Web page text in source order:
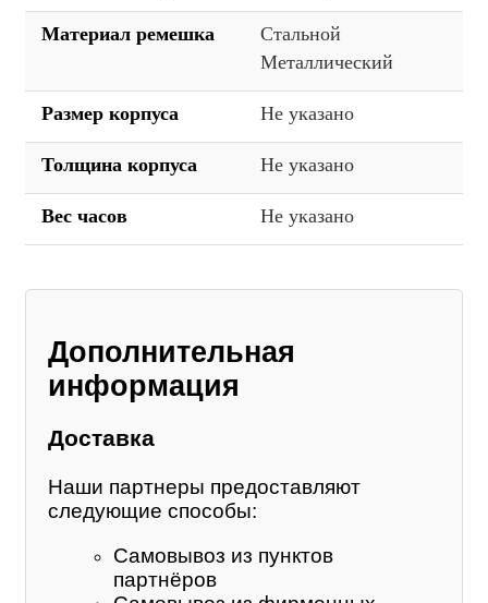
Материал ремешка
Стальной
Металлический
Размер корпуса Не указано
Толщина корпуса Не указано
Вес часов Не указано
Дополнительная
информация
Доставка
Наши партнеры предоставляют
следующие способы:
Самовывоз из пунктов
партнёров